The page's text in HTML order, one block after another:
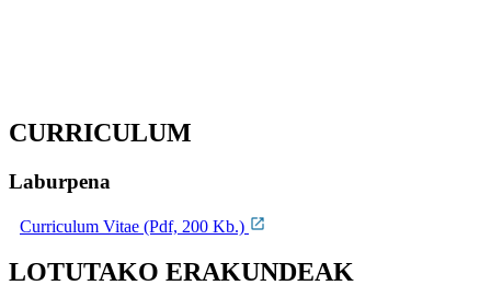
CURRICULUM
Laburpena
Curriculum Vitae (Pdf, 200 Kb.)
LOTUTAKO ERAKUNDEAK